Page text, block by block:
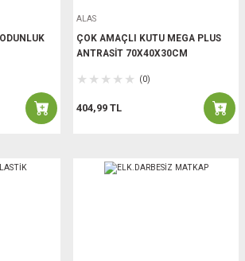
ALAS
ÇOK AMAÇLI KUTU MEGA PLUS
ANTRASİT 70X40X30CM
(0)
404,99 TL